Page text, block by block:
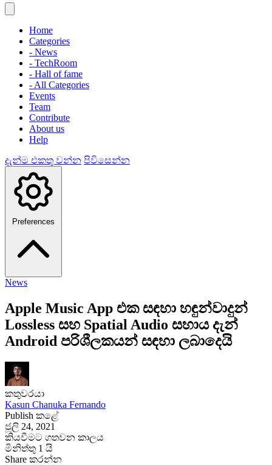
Home
Categories
- News
- TechRoom
- Hall of fame
- All Categories
Events
Team
Contribute
About us
Help
දැන්ම එකතු වන්න පිවිසෙන්න
Preferences
News
Apple Music App එක සඳහා හඳුන්වාදුන්
Lossless සහ Spatial Audio සහාය දැන්
Android පරිශීලකයන් සඳහා ලබාදෙයි
කතුවරයා
Kasun Chanuka Fernando
Publish කළේ
ජූලි 24, 2021
කියවීමට ගතවන කාලය
මිනිත්තු 1 යි
Share කරන්න